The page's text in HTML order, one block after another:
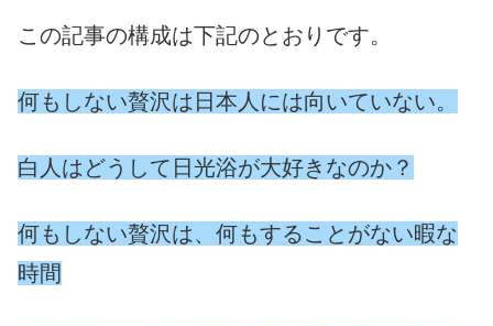
この記事の構成は下記のとおりです。
何もしない贅沢は日本人には向いていない。
白人はどうして日光浴が大好きなのか？
何もしない贅沢は、何もすることがない暇な
時間